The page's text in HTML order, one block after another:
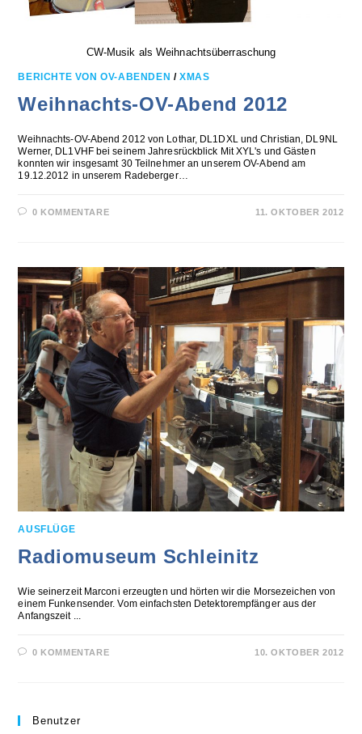
CW-Musik als Weihnachtsüberraschung
BERICHTE VON OV-ABENDEN /XMAS
Weihnachts-OV-Abend 2012
Weihnachts-OV-Abend 2012 von Lothar, DL1DXL und Christian, DL9NL
Werner, DL1VHF bei seinem Jahresrückblick Mit XYL's und Gästen
konnten wir insgesamt 30 Teilnehmer an unserem OV-Abend am
19.12.2012 in unserem Radeberger…
0 KOMMENTARE 11. OKTOBER 2012
AUSFLÜGE
Radiomuseum Schleinitz
Wie seinerzeit Marconi erzeugten und hörten wir die Morsezeichen von
einem Funkensender. Vom einfachsten Detektorempfänger aus der
Anfangszeit ...
0 KOMMENTARE 10. OKTOBER 2012
Benutzer